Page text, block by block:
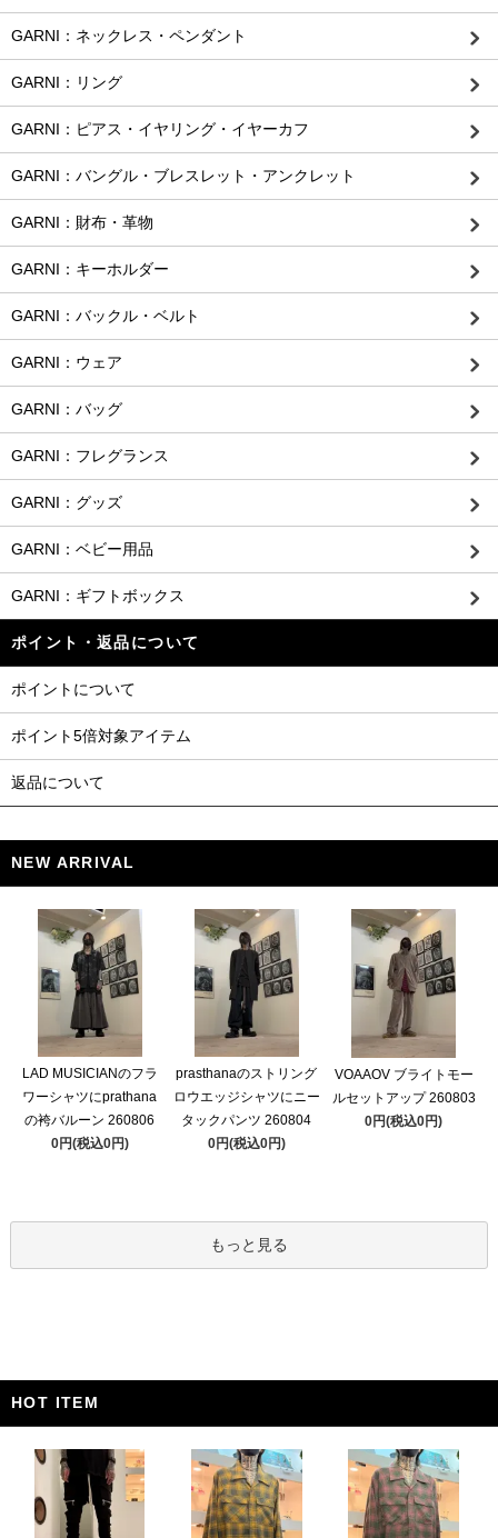
GARNI：ネックレス・ペンダント
GARNI：リング
GARNI：ピアス・イヤリング・イヤーカフ
GARNI：バングル・ブレスレット・アンクレット
GARNI：財布・革物
GARNI：キーホルダー
GARNI：バックル・ベルト
GARNI：ウェア
GARNI：バッグ
GARNI：フレグランス
GARNI：グッズ
GARNI：ベビー用品
GARNI：ギフトボックス
ポイント・返品について
ポイントについて
ポイント5倍対象アイテム
返品について
NEW ARRIVAL
LAD MUSICIANのフラ
ワーシャツにprathana
の袴バルーン 260806
0円(税込0円)
prasthanaのストリング
ロウエッジシャツにニー
タックパンツ 260804
0円(税込0円)
VOAAOV ブライトモー
ルセットアップ 260803
0円(税込0円)
もっと見る
HOT ITEM